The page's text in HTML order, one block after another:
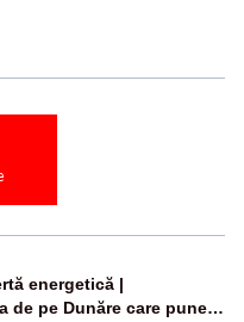
energetică |
de pe Dunăre care pune